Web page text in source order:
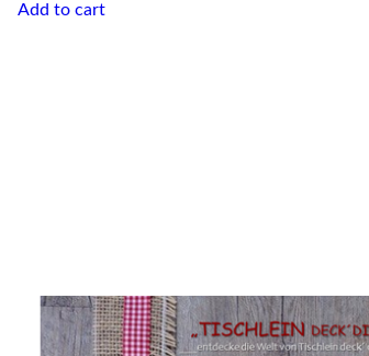
Add to cart